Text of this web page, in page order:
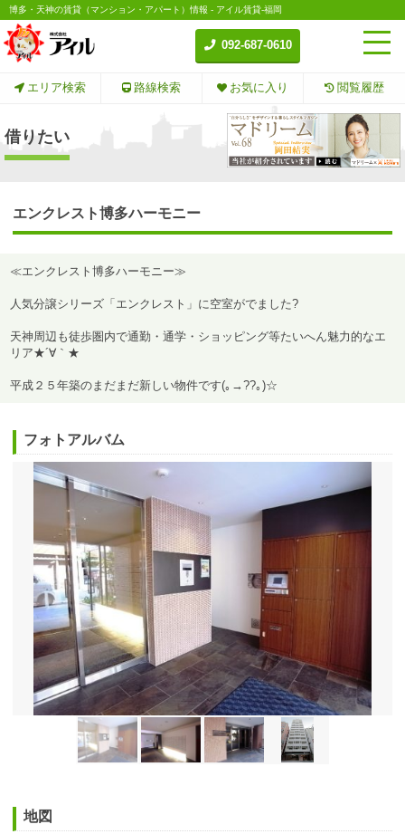
博多・天神の賃貸（マンション・アパート）情報 - アイル賃貸-福岡
092-687-0610
エリア検索 路線検索 お気に入り 閲覧履歴
借りたい
エンクレスト博多ハーモニー
≪エンクレスト博多ハーモニー≫
人気分譲シリーズ「エンクレスト」に空室がでました?
天神周辺も徒歩圏内で通勤・通学・ショッピング等たいへん魅力的なエ
リア★´∀｀★
平成２５年築のまだまだ新しい物件です(｡→??｡)☆
フォトアルバム
地図